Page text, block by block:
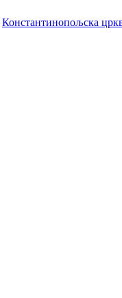
Константинопољска